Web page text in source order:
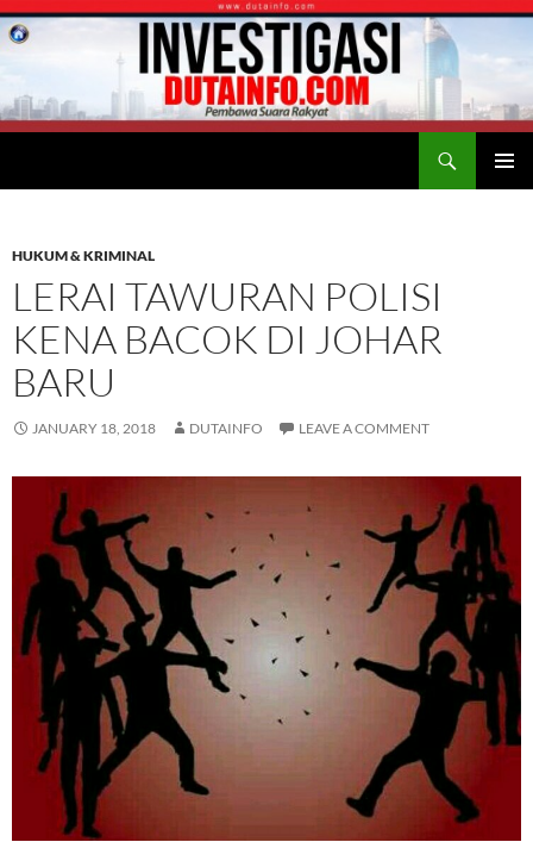
HUKUM & KRIMINAL
LERAI TAWURAN POLISI
KENA BACOK DI JOHAR
BARU
JANUARY 18, 2018 DUTAINFO LEAVE A COMMENT